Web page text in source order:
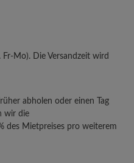
Mo). Die Versandzeit wird
abholen oder einen Tag
wir die
des Mietpreises pro weiterem